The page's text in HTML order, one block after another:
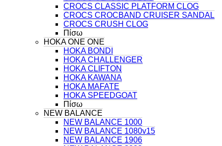
CROCS CLASSIC PLATFORM CLOG
CROCS CROCBAND CRUISER SANDAL
CROCS CRUSH CLOG
Πίσω
HOKA ONE ONE
HOKA BONDI
HOKA CHALLENGER
HOKA CLIFTON
HOKA KAWANA
HOKA MAFATE
HOKA SPEEDGOAT
Πίσω
NEW BALANCE
NEW BALANCE 1000
NEW BALANCE 1080v15
NEW BALANCE 1906